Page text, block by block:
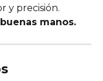
y precisión.
manos.